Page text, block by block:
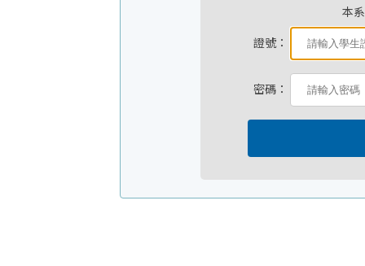
本
證號：
密碼：